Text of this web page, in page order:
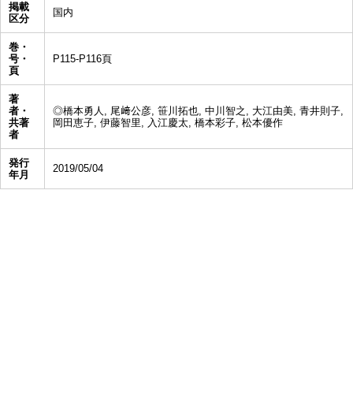
掲載
区分
国内
巻・
号・
頁
P115-P116頁
著
者・
共著
者
◎橋本勇人, 尾﨑公彦, 笹川拓也, 中川智之, 大江由美, 青井則子,
岡田恵子, 伊藤智里, 入江慶太, 橋本彩子, 松本優作
発行
年月
2019/05/04